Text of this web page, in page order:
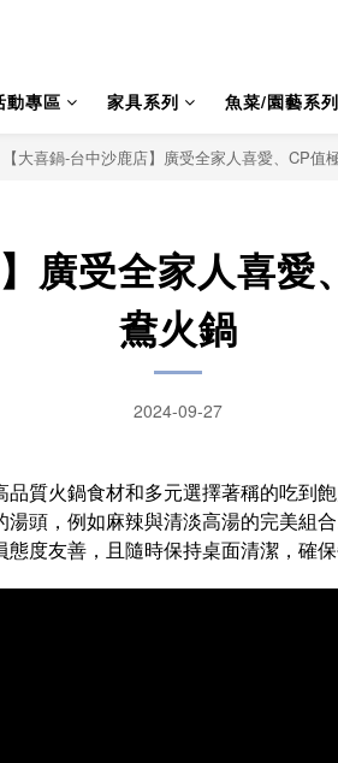
動專區 家具系列 魚菜/園藝系列
【大喜鍋-台中沙鹿店】廣受全家人喜愛、CP值
廣受全家人喜
鴦火鍋
2024-09-27
質火鍋食材和多元選擇著稱的吃到
頭，例如麻辣與清淡高湯的完美組
度友善，且隨時保持桌面清潔，確